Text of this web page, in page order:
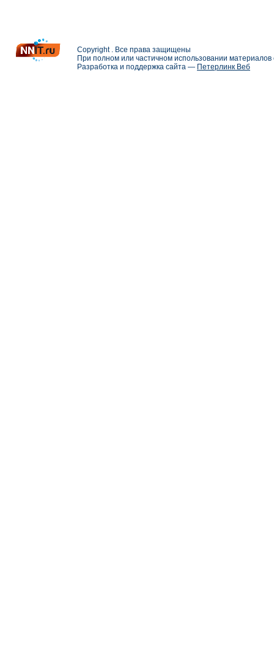
Copyright . Все права защищены
При полном или частичном использовании
Разработка и поддержка сайта — Петерлинк Веб